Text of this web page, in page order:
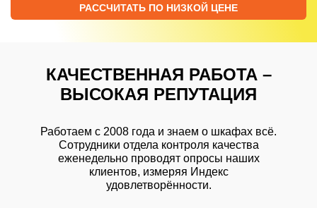
РАССЧИТАТЬ ПО НИЗКОЙ ЦЕНЕ
КАЧЕСТВЕННАЯ РАБОТА –
ВЫСОКАЯ РЕПУТАЦИЯ
Работаем с 2008 года и знаем о шкафах всё.
Сотрудники отдела контроля качества
еженедельно проводят опросы наших
клиентов, измеряя Индекс
удовлетворённости.